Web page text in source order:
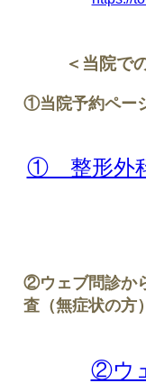
＜当院で
①当院予約ペー
① 整形外
②ウェブ問診か
査（無症状の方
②ウ